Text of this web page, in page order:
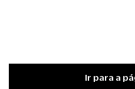
Ir para a